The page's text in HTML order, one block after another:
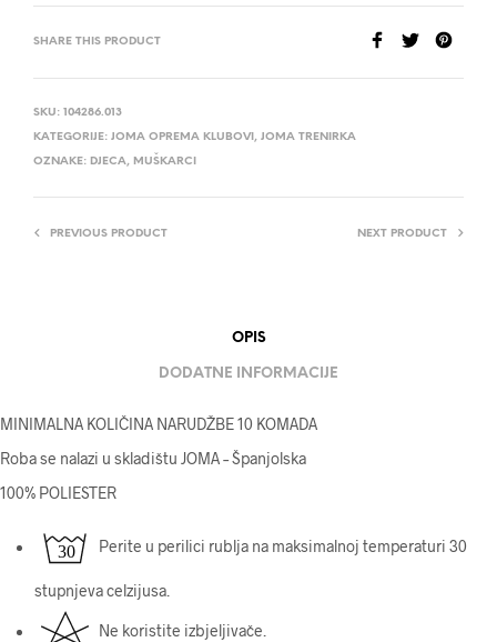
SHARE THIS PRODUCT
SKU: 104286.013
KATEGORIJE: JOMA OPREMA KLUBOVI, JOMA TRENIRKA
OZNAKE: DJECA, MUŠKARCI
PREVIOUS PRODUCT NEXT PRODUCT
OPIS
DODATNE INFORMACIJE
MINIMALNA KOLIČINA NARUDŽBE 10 KOMADA
Roba se nalazi u skladištu JOMA – Španjolska
100% POLIESTER
Perite u perilici rublja na maksimalnoj temperaturi 30
stupnjeva celzijusa.
Ne koristite izbjeljivače.